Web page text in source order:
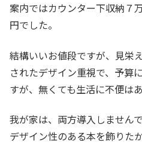
案内ではカウンター下収納７
円でした。
結構いいお値段ですが、見栄
されたデザイン重視で、予算
すが、無くても生活に不便は
我が家は、両方導入しません
デザイン性のある本を飾りた